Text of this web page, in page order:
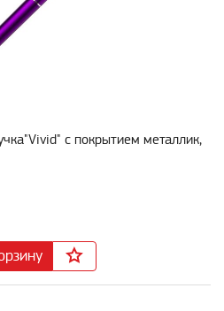
с покрытием металлик,